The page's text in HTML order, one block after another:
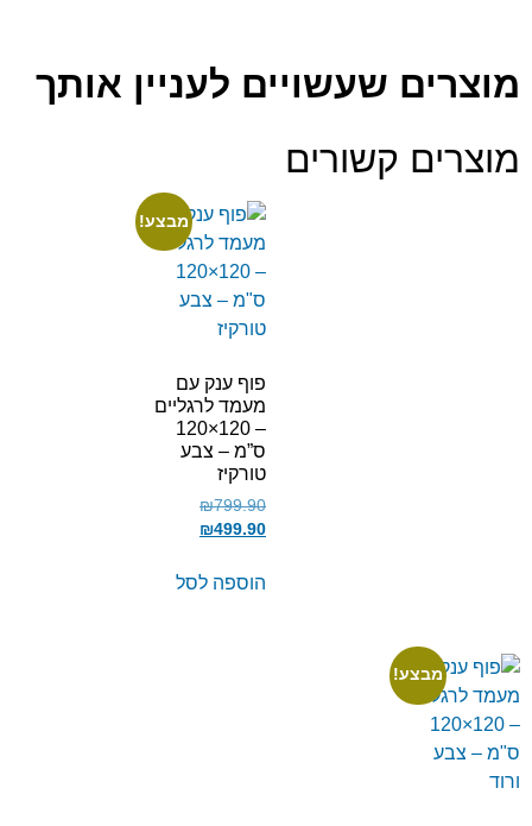
מוצרים שעשויים לעניין אותך
מוצרים קשורים
מבצע!
פוף ענק עם
מעמד לרגליים
– 120×120
ס”מ – צבע
טורקיז
₪799.90
₪499.90
הוספה לסל
מבצע!